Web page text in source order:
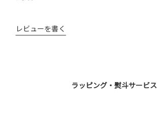
レビューを書く
ラッピング・熨斗サービス